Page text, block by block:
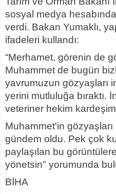
sosyal medya
verdi. Bakan Yumaklı,
ifadeleri kullandı:
“Merhamet, görenin de
Muhammet de bugün
yavrumuzun gözyaşları
yerini mutluluğa bıraktı.
veteriner hekim
Muhammet'in
gündem oldu. Pek çok
paylaşılan bu
yönetsin" yorumunda
BİHA